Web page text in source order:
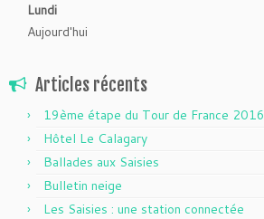
Lundi
Aujourd'hui
Articles récents
19ème étape du Tour de France 2016
Hôtel Le Calagary
Ballades aux Saisies
Bulletin neige
Les Saisies : une station connectée